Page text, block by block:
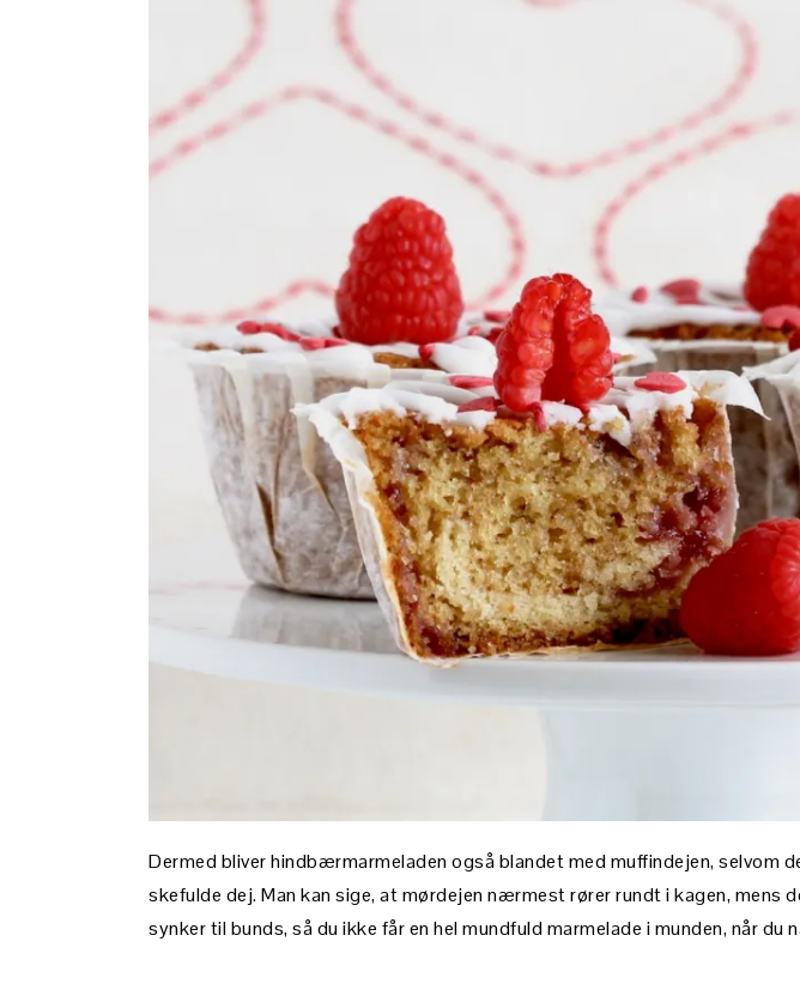
Dermed bliver hindbærmarmeladen også blandet med muffindejen, selvom
skefulde dej. Man kan sige, at mørdejen nærmest rører rundt i kagen, mens
synker til bunds, så du ikke får en hel mundfuld marmelade i munden, når du